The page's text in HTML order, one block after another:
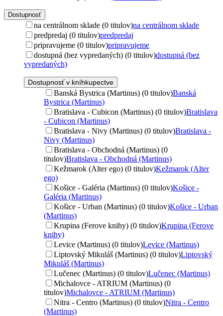
Dostupnosť
na centrálnom sklade (0 titulov)na centrálnom sklade
predpredaj (0 titulov)predpredaj
pripravujeme (0 titulov)pripravujeme
dostupná (bez vypredaných) (0 titulov)dostupná (bez
vypredaných)
Dostupnosť v kníhkupectve
Banská Bystrica (Martinus) (0 titulov)Banská
Bystrica (Martinus)
Bratislava - Cubicon (Martinus) (0 titulov)Bratislava
- Cubicon (Martinus)
Bratislava - Nivy (Martinus) (0 titulov)Bratislava -
Nivy (Martinus)
Bratislava - Obchodná (Martinus) (0
titulov)Bratislava - Obchodná (Martinus)
Kežmarok (Alter ego) (0 titulov)Kežmarok (Alter
ego)
Košice - Galéria (Martinus) (0 titulov)Košice -
Galéria (Martinus)
Košice - Urban (Martinus) (0 titulov)Košice - Urban
(Martinus)
Krupina (Ferove knihy) (0 titulov)Krupina (Ferove
knihy)
Levice (Martinus) (0 titulov)Levice (Martinus)
Liptovský Mikuláš (Martinus) (0 titulov)Liptovský
Mikuláš (Martinus)
Lučenec (Martinus) (0 titulov)Lučenec (Martinus)
Michalovce - ATRIUM (Martinus) (0
titulov)Michalovce - ATRIUM (Martinus)
Nitra - Centro (Martinus) (0 titulov)Nitra - Centro
(Martinus)